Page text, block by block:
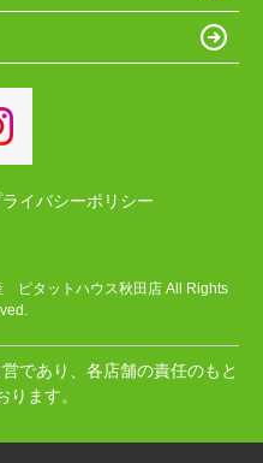
イバシーポリシー
ピタットハウス秋田店 All Rights
であり、各店舗の責任のもと
ります。